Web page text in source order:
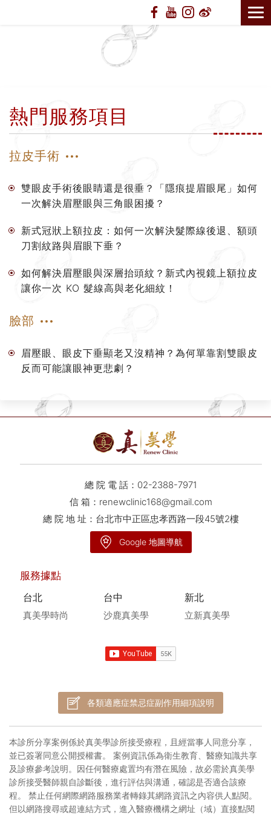
熱門服務項目
拉皮手術
雙眼皮手術後眼睛還是很垂？「隱痕提眉眼尾」如何
一次解決眉壓眼與三角眼困擾？
新式冠狀上額拉皮：如何一次解決髮際線後退、額頭
刀割紋路與眉眼下垂？
如何解決眉壓眼與深層抬頭紋？新式內視鏡上額拉皮
讓你一次 KO 髮線高與老化細紋！
臉部
眉壓眼、眼皮下垂顯老又沒精神？為何單靠割雙眼皮
反而可能讓眼神更悲劇？
總 院 電 話： 02-2388-7971
信 箱： renewclinic168@gmail.com
總 院 地 址：台北市中正區忠孝西路一段45號2樓
Google 地圖導航
服務據點
台北
真美學時尚
台中
沙鹿真美學
新北
立新真美學
各類適應症禁忌症副作用細項說明
本診所分享案例係於真美學診所接受療程，且經當事人同意分享，
並已簽署同意公開授權書。 案例資訊係為衛生教育、醫療知識共享
及診療參考說明。因任何醫療處置均有潛在風險，故必需於真美學
診所接受醫師親自診斷後，進行評估與溝通，確認是否適合該療
程。 禁止任何網際網路服務業者轉錄其網路資訊之內容供人點閱。
但以網路搜尋或超連結方式，進入醫療機構之網址（域）直接點閱